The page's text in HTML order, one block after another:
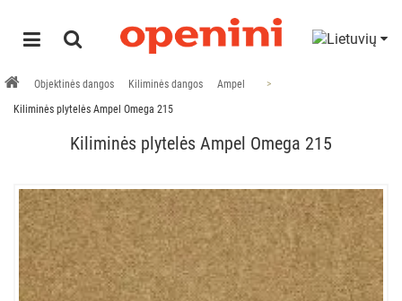
Objektinės dangos Kiliminės dangos
Ampel
Kiliminės plytelės Ampel Omega 215
Kiliminės plytelės Ampel Omega 215